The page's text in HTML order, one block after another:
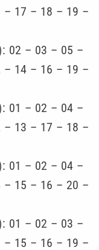
17 – 18 – 19 –
02 – 03 – 05 –
14 – 16 – 19 –
01 – 02 – 04 –
13 – 17 – 18 –
01 – 02 – 04 –
15 – 16 – 20 –
01 – 02 – 03 –
15 – 16 – 19 –